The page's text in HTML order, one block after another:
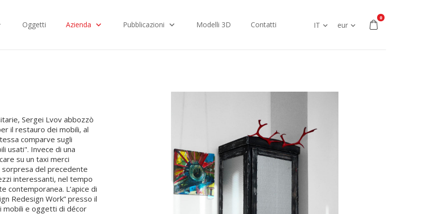
Oggetti Azienda Pubblicazioni Modelli 3D Contatti IT eur
0
Sergei Lvov abbozzò
il restauro dei mobili, al
comparve sugli
usati". Invece di una
su un taxi merci
sorpresa del precedente
interessanti, nel tempo
contemporanea. L’apice di
Redesign Work” presso il
mobili e oggetti di décor